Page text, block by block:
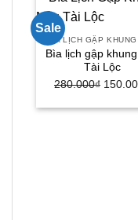
Sale
BÌA LỊCH GẬP
Bìa lịch gập
Tài Lộc
280.000₫ Giá